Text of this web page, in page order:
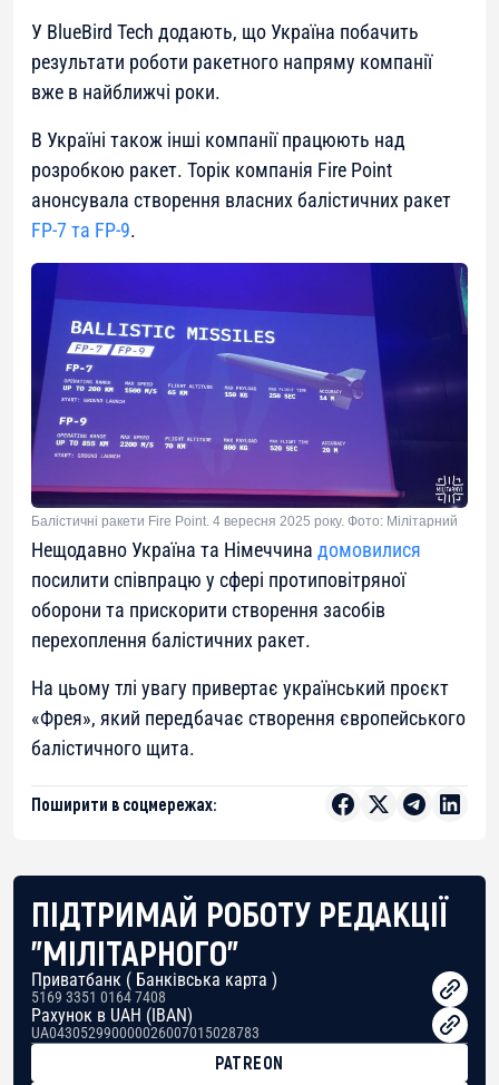
У BlueBird Tech додають, що Україна побачить
результати роботи ракетного напряму компанії
вже в найближчі роки.
В Україні також інші компанії працюють над
розробкою ракет. Торік компанія Fire Point
анонсувала створення власних балістичних ракет
FP-7 та FP-9.
Балістичні ракети Fire Point. 4 вересня 2025 року. Фото: Мілітарний
Нещодавно Україна та Німеччина домовилися
посилити співпрацю у сфері протиповітряної
оборони та прискорити створення засобів
перехоплення балістичних ракет.
На цьому тлі увагу привертає український проєкт
«Фрея», який передбачає створення європейського
балістичного щита.
Поширити в соцмережах:
ПІДТРИМАЙ РОБОТУ РЕДАКЦІЇ
"МІЛІТАРНОГО"
Приватбанк ( Банківська карта )
5169 3351 0164 7408
Рахунок в UAH (IBAN)
UA043052990000026007015028783
PATREON